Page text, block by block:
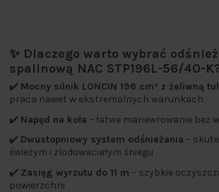
✨ Dlaczego warto wybrać
spalinową NAC STP196L-56/40-
✔️ Mocny silnik LONCIN 196 cm³ z żeliwną
praca nawet w ekstremalnych warunkach
✔️ Napęd na koła – łatwe manewrowanie bez
✔️ Dwustopniowy system odśnieżania –
świeżym i zlodowaciałym śniegu
✔️ Zasięg wyrzutu do 11 m – szybkie
powierzchni